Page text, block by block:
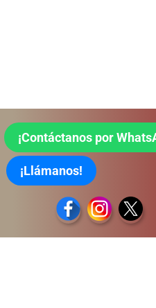
¡Contáctanos por
¡Llámanos!